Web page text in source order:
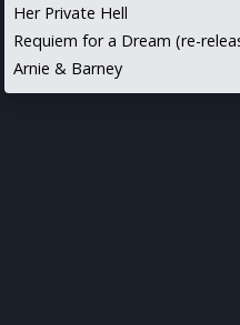
Her Private Hell
Requiem for a Dream (re-
Arnie & Barney